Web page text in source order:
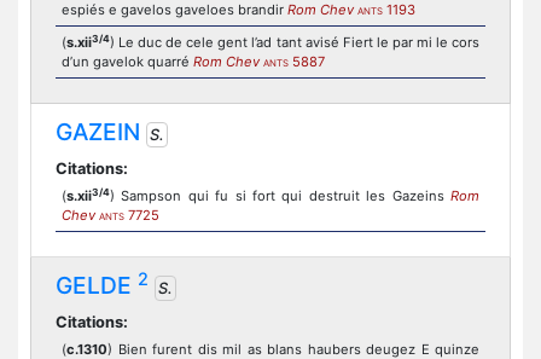
espiés e gavelos gaveloes brandir Rom Chev ANTS 1193
(s.xii3/4) Le duc de cele gent l’ad tant avisé Fiert le par mi le cors
d’un gavelok quarré Rom Chev ANTS 5887
GAZEIN S.
Citations:
(s.xii3/4) Sampson qui fu si fort qui destruit les Gazeins Rom
Chev ANTS 7725
GELDE 2 S.
Citations:
(c.1310) Bien furent dis mil as blans haubers deugez E quinze